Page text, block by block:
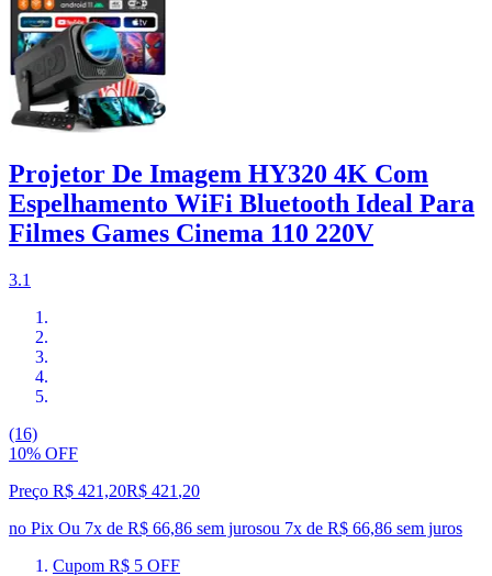
Projetor De Imagem HY320 4K Com
Espelhamento WiFi Bluetooth Ideal Para
Filmes Games Cinema 110 220V
3.1
(16)
10% OFF
Preço R$ 421,20R$ 421 ,20
no Pix Ou 7x de R$ 66,86 sem jurosou 7x de R$ 66,86 sem juros
Cupom R$ 5 OFF